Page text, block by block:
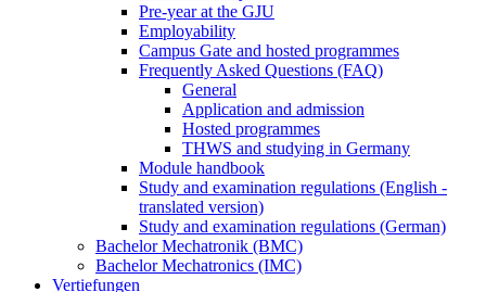
Pre-year at the GJU
Employability
Campus Gate and hosted programmes
Frequently Asked Questions (FAQ)
General
Application and admission
Hosted programmes
THWS and studying in Germany
Module handbook
Study and examination regulations (English -
translated version)
Study and examination regulations (German)
Bachelor Mechatronik (BMC)
Bachelor Mechatronics (IMC)
Vertiefungen